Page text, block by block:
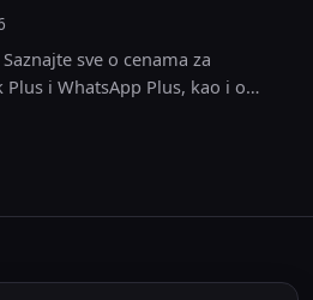
sve o cenama za
i WhatsApp Plus, kao i o